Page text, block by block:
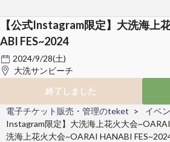
【公式Instagram限定】大洗海上
ABI FES~2024
2024/9/28(土)
大洗サンビーチ
終了しました
電子チケット販売・管理のteket イベ
Instagram限定】大洗海上花火大会
洗海上花火大会~OARAI HANABI